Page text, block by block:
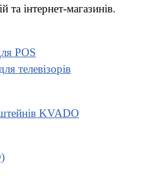
та інтернет-магазинів.
POS
телевізорів
KVADO